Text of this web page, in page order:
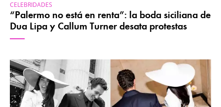
CELEBRIDADES
“Palermo no está en renta”: la boda siciliana de
Dua Lipa y Callum Turner desata protestas